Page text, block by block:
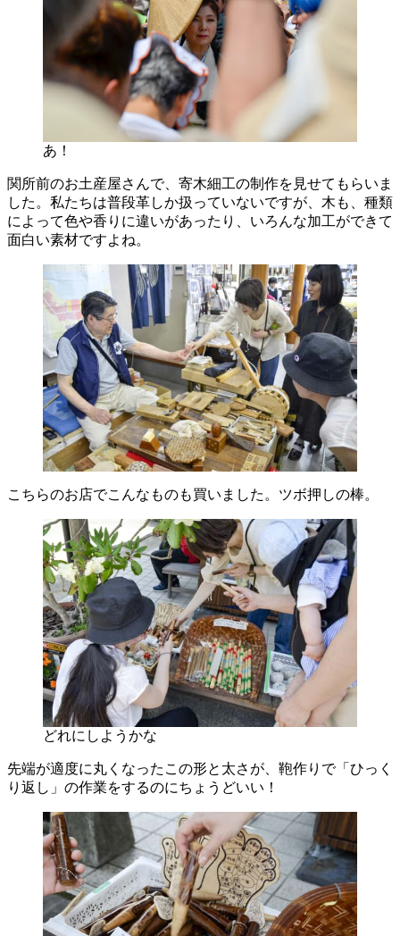
あ！
関所前のお土産屋さんで、寄木細工の制作を見せてもらいま
した。私たちは普段革しか扱っていないですが、木も、種類
によって色や香りに違いがあったり、いろんな加工ができて
面白い素材ですよね。
こちらのお店でこんなものも買いました。ツボ押しの棒。
どれにしようかな
先端が適度に丸くなったこの形と太さが、鞄作りで「ひっく
り返し」の作業をするのにちょうどいい！